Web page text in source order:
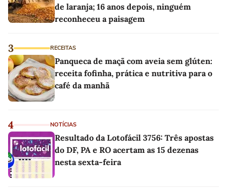
de laranja; 16 anos depois, ninguém
reconheceu a paisagem
3 RECEITAS
Panqueca de maçã com aveia sem glúten:
receita fofinha, prática e nutritiva para o
café da manhã
4 NOTÍCIAS
Resultado da Lotofácil 3756: Três apostas
do DF, PA e RO acertam as 15 dezenas
nesta sexta-feira